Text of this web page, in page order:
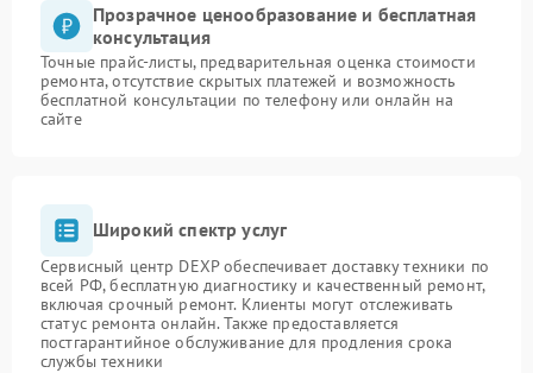
Прозрачное ценообразование и бесплатная
консультация
Точные прайс-листы, предварительная оценка стоимости
ремонта, отсутствие скрытых платежей и возможность
бесплатной консультации по телефону или онлайн на
сайте
Широкий спектр услуг
Сервисный центр DEXP обеспечивает доставку техники по
всей РФ, бесплатную диагностику и качественный ремонт,
включая срочный ремонт. Клиенты могут отслеживать
статус ремонта онлайн. Также предоставляется
постгарантийное обслуживание для продления срока
службы техники